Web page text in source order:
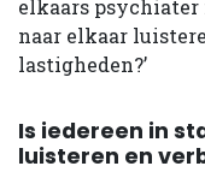
elkaars
naar elkaar
lastigheden?’
Is iedereen in
luisteren en